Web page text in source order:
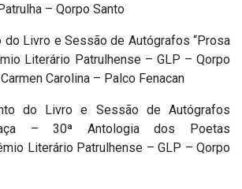
– Qorpo Santo
do Livro e Sessão de Autógrafos “Prosa
Literário Patrulhense – GLP – Qorpo
Carolina – Palco Fenacan
do Livro e Sessão de Autógrafos
– 30ª Antologia dos Poetas
Literário Patrulhense – GLP – Qorpo